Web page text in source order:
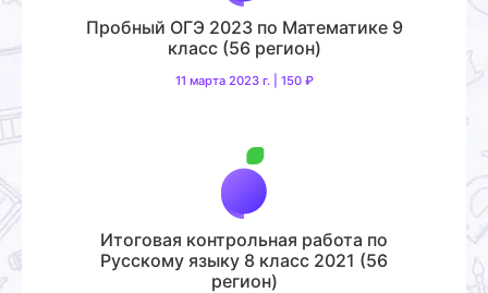
Пробный ОГЭ 2023 по Математике 9
класс (56 регион)
11 марта 2023 г. | 150 ₽
Итоговая контрольная работа по
Русскому языку 8 класс 2021 (56
регион)